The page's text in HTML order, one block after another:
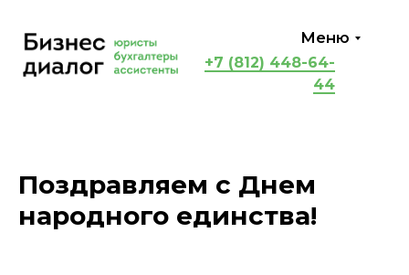
Меню
+7 (812) 448-64-
44
Поздравляем с Днем
народного единства!